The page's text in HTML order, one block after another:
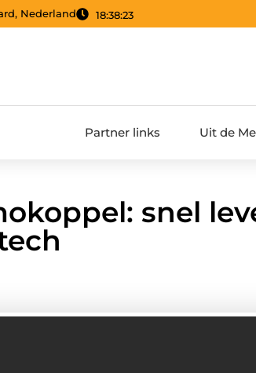
Nederland 18:38:24
Partner links Uit de
snel